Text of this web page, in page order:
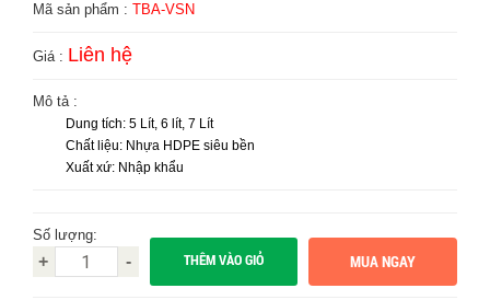
Mã sản phẩm : TBA-VSN
Giá : Liên hệ
Mô tả :
Dung tích: 5 Lít, 6 lít, 7 Lít
Chất liệu: Nhựa HDPE siêu bền
Xuất xứ: Nhập khẩu
Số lượng:
+ - THÊM VÀO GIỎ